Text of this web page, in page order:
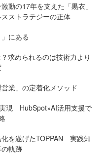
動の17年を支えた「黒衣」
ストラテジーの正体
にある
求められるのは技術力より
業」の定着化メソッド
現 HubSpot×AI活用支援で
化を遂げたTOPPAN 実践知
軌跡